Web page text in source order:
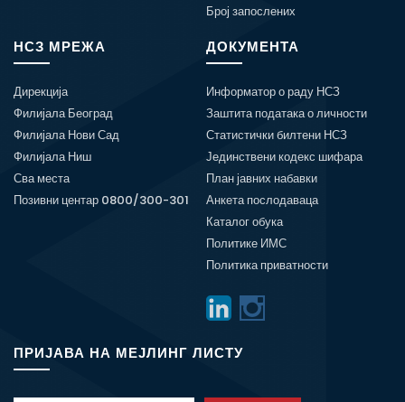
Број запослених
НСЗ МРЕЖА
Дирекција
Филијала Београд
Филијала Нови Сад
Филијала Ниш
Сва места
Позивни центар 0800/300-301
ДОКУМЕНТА
Информатор о раду НСЗ
Заштита података о личности
Статистички билтени НСЗ
Јединствени кодекс шифара
План јавних набавки
Анкета послодаваца
Каталог обука
Политике ИМС
Политика приватности
ПРИЈАВА НА МЕЈЛИНГ ЛИСТУ